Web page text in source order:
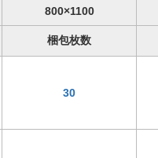
800×1100
梱包枚数
30